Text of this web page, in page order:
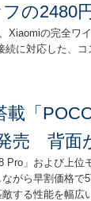
の2480
の完全ワ
に対応した、
「
売 背面
」および上位
がら早割価格で
する性能を幅広